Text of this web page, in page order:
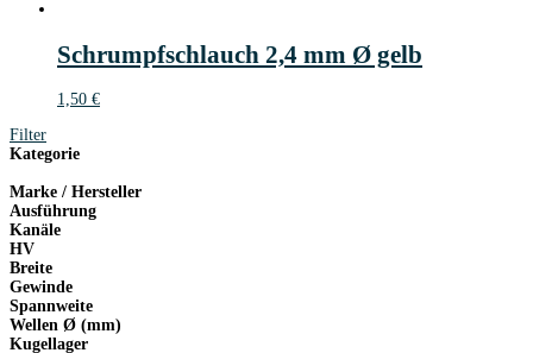
Schrumpfschlauch 2,4 mm Ø gelb
1,50 €
Filter
Kategorie
Marke / Hersteller
Ausführung
Kanäle
HV
Breite
Gewinde
Spannweite
Wellen Ø (mm)
Kugellager